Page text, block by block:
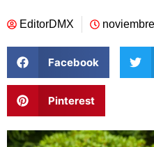
EditorDMX
Facebook
Pinterest